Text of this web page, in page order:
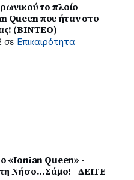
το πλοίο
Queen που ήταν στο
(BINTEO)
σε Επικαιρότητα
«Ionian Queen» -
τη Νήσο...Σάμο! - ΔΕΙΤΕ